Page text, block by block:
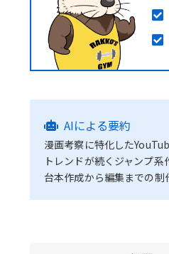
AIによる要約
漫画考察に特化した
トレンドが続くジャンプ
台本作成から編集までの制